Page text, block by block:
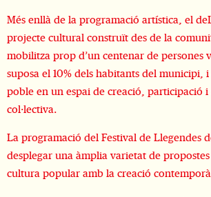
Més enllà de la programació artística, el
projecte cultural construït des de la
mobilitza prop d’un centenar de persones
suposa el 10% dels habitants del municipi,
poble en un espai de creació, participació i
col·lectiva.
La programació del Festival de Llegendes
desplegar una àmplia varietat de
cultura popular amb la creació